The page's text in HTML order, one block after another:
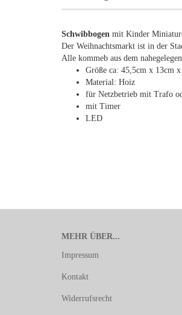
Schwibbogen mit Kinder
Der Weihnachtsmarkt ist in der
Alle kommeb aus dem
Größe ca: 45,5cm x 13cm
Material: Hoiz
für Netzbetrieb mit Trafo
mit Timer
LED
MEHR ÜBER...
Impressum
Kontakt
Widerrufsrecht